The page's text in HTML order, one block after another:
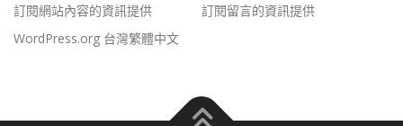
訂閱網站內容的資訊提供
訂閱留言的資訊提供
WordPress.org 台灣繁體中文